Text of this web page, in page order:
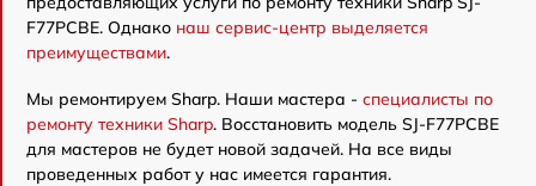
F77PCBE. Однако наш сервис-центр выделяется
преимуществами.
Мы ремонтируем Sharp. Наши мастера - специалисты по
ремонту техники Sharp. Восстановить модель SJ-F77PCBE
для мастеров не будет новой задачей. На все виды
проведенных работ у нас имеется гарантия.